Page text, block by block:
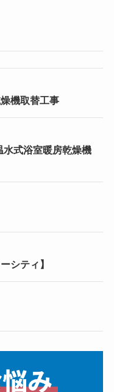
機取替工事
式浴室暖房乾燥機
シティ】